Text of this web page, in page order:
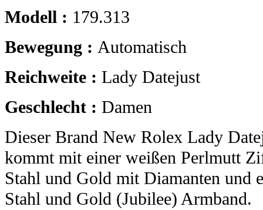
Modell : 179.313
Bewegung : Automatisch
Reichweite : Lady Datejust
Geschlecht : Damen
Dieser Brand New Rolex Lady
kommt mit einer weißen Perlmutt
Stahl und Gold mit Diamanten und
Stahl und Gold (Jubilee) Armband.